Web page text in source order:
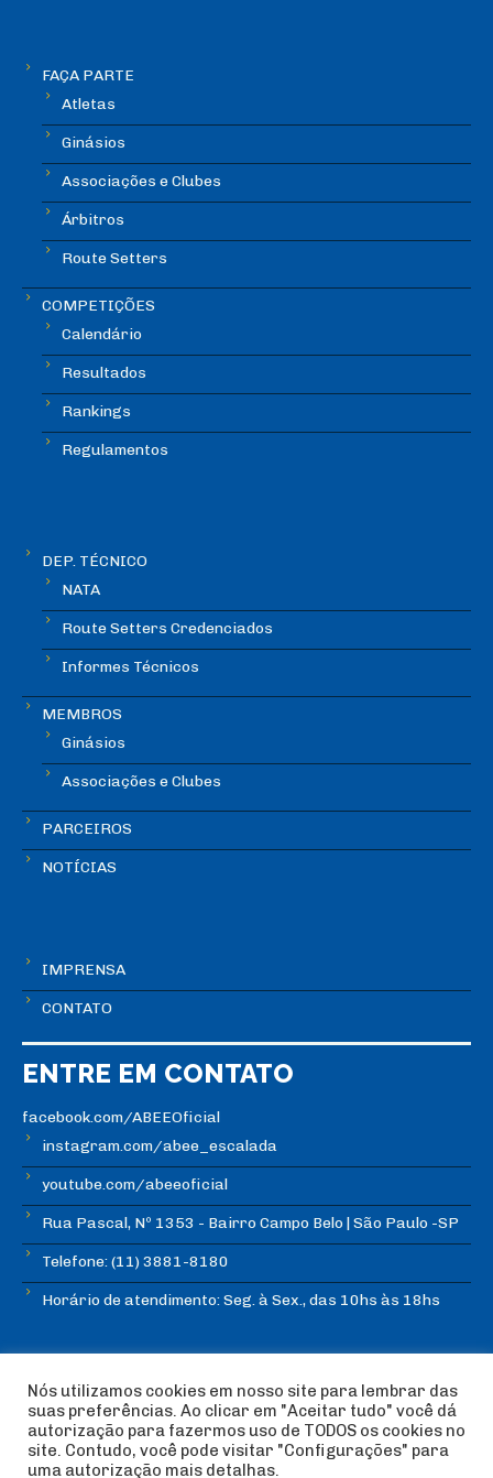
FAÇA PARTE
Atletas
Ginásios
Associações e Clubes
Árbitros
Route Setters
COMPETIÇÕES
Calendário
Resultados
Rankings
Regulamentos
DEP. TÉCNICO
NATA
Route Setters Credenciados
Informes Técnicos
MEMBROS
Ginásios
Associações e Clubes
PARCEIROS
NOTÍCIAS
IMPRENSA
CONTATO
ENTRE EM CONTATO
facebook.com/ABEEOficial
instagram.com/abee_escalada
youtube.com/abeeoficial
Rua Pascal, Nº 1353 - Bairro Campo Belo | São Paulo -SP
Telefone: (11) 3881-8180
Horário de atendimento: Seg. à Sex., das 10hs às 18hs
© Copyright ABEE | Associação Brasileira de Escalada
Esportiva 2018 | Design:
Imagética Design
Nós utilizamos cookies em nosso site para lembrar das
suas preferências. Ao clicar em "Aceitar tudo" você dá
autorização para fazermos uso de TODOS os cookies no
site. Contudo, você pode visitar "Configurações" para
uma autorização mais detalhas.